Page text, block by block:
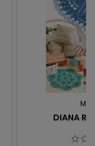
DIANA